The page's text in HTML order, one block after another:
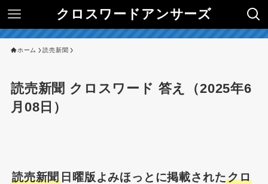
クロスワードアンサーズ
ホーム 読売新聞
読売新聞 クロスワード 答え（2025年6
月08日）
読売新聞 日曜版よみほっとに掲載されたクロ